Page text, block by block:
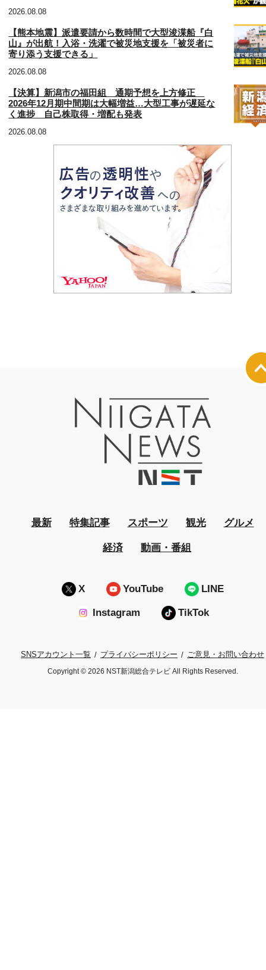
2026.08.08
【熊本地震】派遣要請から数時間で大型浚渫船『白
山』が出航！入浴・洗濯で被災地支援を「被災者に
寄り添う支援できる」
2026.08.08
【決算】新潟市の福田組 通期予想を上方修正
2026年12月期中間期は大幅増益…大型工事が遅延な
く進捗 自己株取得・増配も発表
2026.08.08
最新 特集記事 スポーツ 観光 グルメ
経済 動画・番組
X YouTube LINE
Instagram TikTok
SNSアカウント一覧 プライバシーポリシー ご意見・お問い合わせ
Copyright © 2026 NST新潟総合テレビ All Rights Reserved.